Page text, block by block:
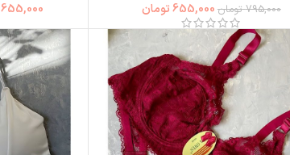
795,000 تومان 655,000تومان
655,000